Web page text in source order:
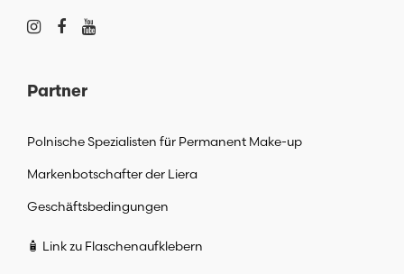
Partner
Polnische Spezialisten für Permanent Make-up
Markenbotschafter der Liera
Geschäftsbedingungen
🧴 Link zu Flaschenaufklebern